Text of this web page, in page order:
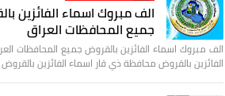
الف مبروك اسماء الفائزين
جميع المحافظات العراق
الف مبروك اسماء الفائزين بالقروض جميع المحافظات
الفائزين بالقروض محافظة ذي قار اسماء الفائزين